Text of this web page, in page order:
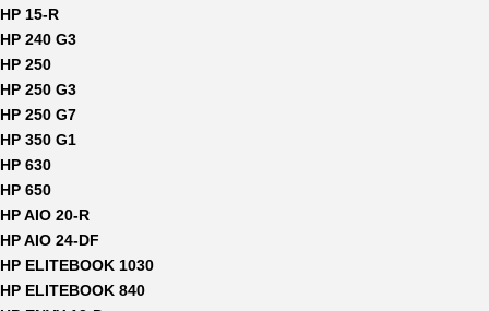
HP 15-R
HP 240 G3
HP 250
HP 250 G3
HP 250 G7
HP 350 G1
HP 630
HP 650
HP AIO 20-R
HP AIO 24-DF
HP ELITEBOOK 1030
HP ELITEBOOK 840